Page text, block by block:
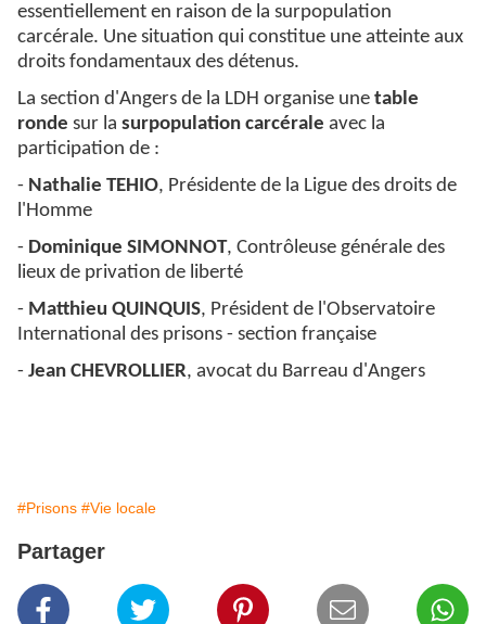
essentiellement en raison de la surpopulation
carcérale. Une situation qui constitue une atteinte aux
droits fondamentaux des détenus.
La section d'Angers de la LDH organise une table
ronde sur la surpopulation carcérale avec la
participation de :
- Nathalie TEHIO, Présidente de la Ligue des droits de
l'Homme
- Dominique SIMONNOT, Contrôleuse générale des
lieux de privation de liberté
- Matthieu QUINQUIS, Président de l'Observatoire
International des prisons - section française
- Jean CHEVROLLIER, avocat du Barreau d'Angers
#Prisons #Vie locale
Partager